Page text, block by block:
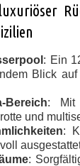
: Ein
Blick
Bereich: Mit
und
:
: